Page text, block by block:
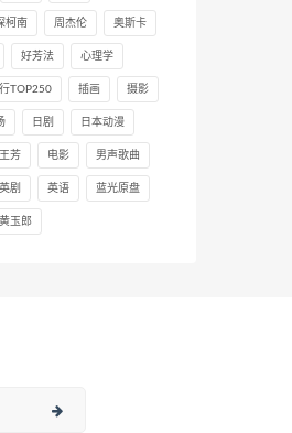
柯南 周杰伦 奥斯卡
好芳法 心理学
TOP250 插画 摄影
日剧 日本动漫
王芳 电影 男声歌曲
英剧 英语 蓝光原盘
黄玉郎